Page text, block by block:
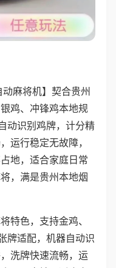
动麻将机】契合贵州
鸡、冲锋鸡本地规
动识别鸡牌，计分精
运行稳定无故障，
地，适合家庭日常
，满是贵州本地烟
特色，支持金鸡、
牌适配，机器自动识
洗牌快速流畅，运